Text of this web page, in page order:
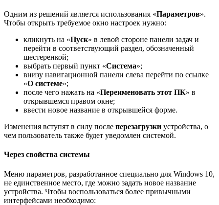
Одним из решений является использования «Параметров».
Чтобы открыть требуемое окно настроек нужно:
кликнуть на «Пуск» в левой стороне панели задач и
перейти в соответствующий раздел, обозначенный
шестеренкой;
выбрать первый пункт «Система»;
внизу навигационной панели слева перейти по ссылке
«О системе»;
после чего нажать на «Переименовать этот ПК» в
открывшемся правом окне;
ввести новое название в открывшейся форме.
Изменения вступят в силу после перезагрузки устройства, о
чем пользователь также будет уведомлен системой.
Через свойства системы
Меню параметров, разработанное специально для Windows 10,
не единственное место, где можно задать новое название
устройства. Чтобы воспользоваться более привычными
интерфейсами необходимо: